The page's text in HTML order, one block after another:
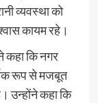
व्यवस्था को
कायम रहे।
कहा कि नगर
रूप से मजबूत
उन्होंने कहा कि